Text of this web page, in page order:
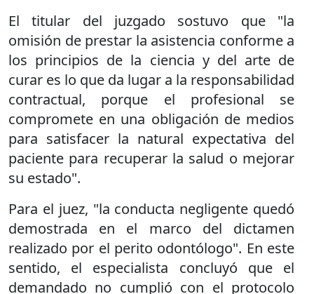
El titular del juzgado sostuvo que "la
omisión de prestar la asistencia conforme a
los principios de la ciencia y del arte de
curar es lo que da lugar a la responsabilidad
contractual, porque el profesional se
compromete en una obligación de medios
para satisfacer la natural expectativa del
paciente para recuperar la salud o mejorar
su estado".
Para el juez, "la conducta negligente quedó
demostrada en el marco del dictamen
realizado por el perito odontólogo". En este
sentido, el especialista concluyó que el
demandado no cumplió con el protocolo